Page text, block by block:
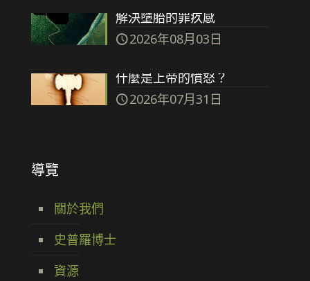
解決墮胎的罪疚感
2026年08月03日
什麼是上帝的憤怒？
2026年07月31日
導覽
關於我們
史普羅博士
資源